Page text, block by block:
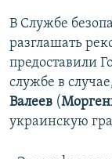
В Службе
разглашать
предоставили
службе в
Валеев (
украинскую